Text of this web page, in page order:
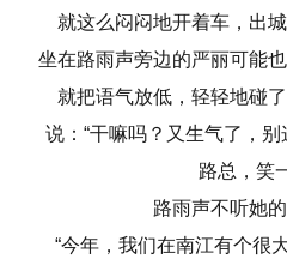
就这么闷闷地开着车，出
坐在路雨声旁边的严丽可能
就把语气放低，轻轻地碰
说：“干嘛吗？又生气了，别
路总，笑
路雨声不听她的
“今年，我们在南江有个很